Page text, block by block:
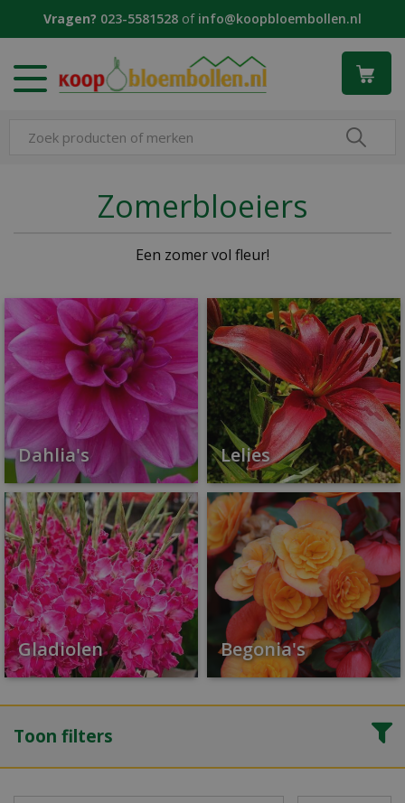
Vragen? 023-5581528 of info@koopbloembollen.nl
Zomerbloeiers
Een zomer vol fleur!
Dahlia's Lelies
Gladiolen Begonia's
Toon filters